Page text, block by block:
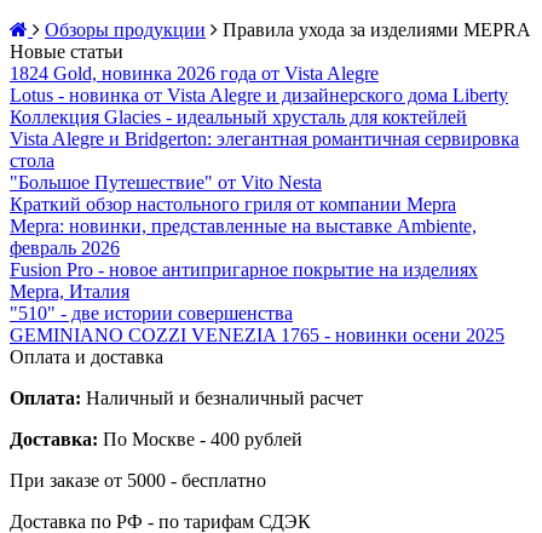
Обзоры продукции
Правила ухода за изделиями MEPRA
Новые статьи
1824 Gold, новинка 2026 года от Vista Alegre
Lotus - новинка от Vista Alegre и дизайнерского дома Liberty
Коллекция Glacies - идеальный хрусталь для коктейлей
Vista Alegre и Bridgerton: элегантная романтичная сервировка
стола
"Большое Путешествие" от Vito Nesta
Краткий обзор настольного гриля от компании Mepra
Mepra: новинки, представленные на выставке Ambiente,
февраль 2026
Fusion Pro - новое антипригарное покрытие на изделиях
Mepra, Италия
"510" - две истории совершенства
GEMINIANO COZZI VENEZIA 1765 - новинки осени 2025
Оплата и доставка
Оплата: Наличный и безналичный расчет
Доставка: По Москве - 400 рублей
При заказе от 5000 - бесплатно
Доставка по РФ - по тарифам СДЭК